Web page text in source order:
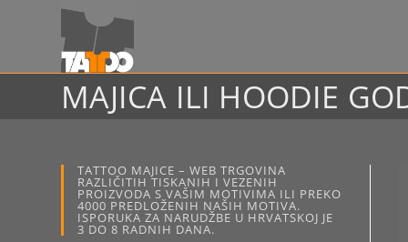
MAJICA ILI HOODIE
TATTOO MAJICE – WEB TRGOVINA
RAZLIČITIH TISKANIH I VEZENIH
PROIZVODA S VAŠIM MOTIVIMA ILI PREKO
4000 PREDLOŽENIH NAŠIH MOTIVA.
ISPORUKA ZA NARUDŽBE U HRVATSKOJ JE
3 DO 8 RADNIH DANA.